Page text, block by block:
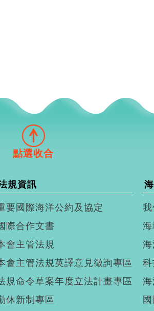
規資訊
要國際海洋公約及協定
際合作文書
會主管法規
會主管法規英譯意見徵詢專區
規命令草案年度立法計畫專區
休新制專區
海
海
科